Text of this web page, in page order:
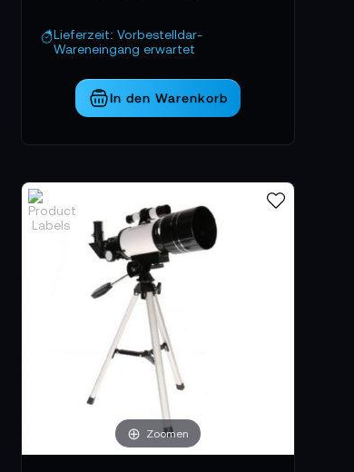
Lieferzeit: Vorbestelldar-
Wareneingang erwartet
In den Warenkorb
Zoomen